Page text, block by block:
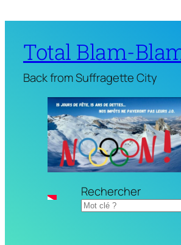
Total Blam-
Back from Suffragette City
Rechercher